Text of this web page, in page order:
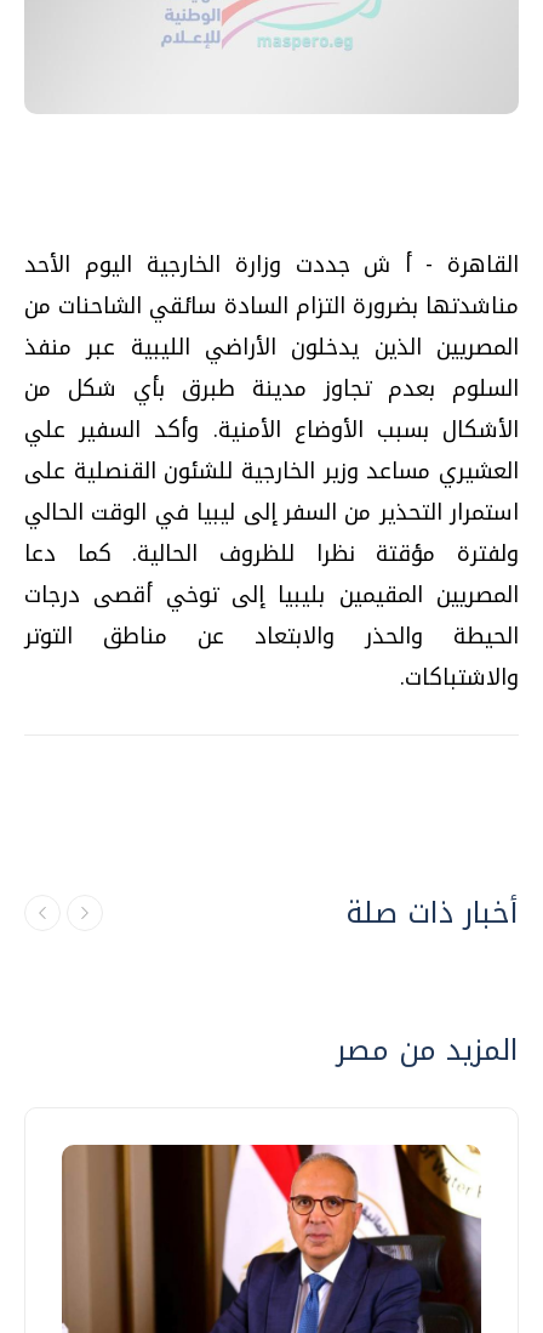
القاهرة - أ ش جددت وزارة الخارجية اليوم الأحد
مناشدتها بضرورة التزام السادة سائقي الشاحنات من
المصريين الذين يدخلون الأراضي الليبية عبر منفذ
السلوم بعدم تجاوز مدينة طبرق بأي شكل من
الأشكال بسبب الأوضاع الأمنية. وأكد السفير علي
العشيري مساعد وزير الخارجية للشئون القنصلية على
استمرار التحذير من السفر إلى ليبيا في الوقت الحالي
ولفترة مؤقتة نظرا للظروف الحالية. كما دعا
المصريين المقيمين بليبيا إلى توخي أقصى درجات
الحيطة والحذر والابتعاد عن مناطق التوتر
والاشتباكات.
أخبار ذات صلة
المزيد من مصر